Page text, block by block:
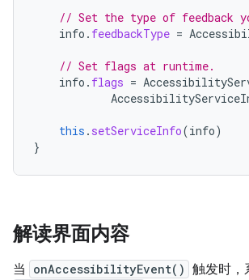
// Set the type of feedback
info . feedbackType =
// Set flags at runtime.
info . flags =
this . setServiceInfo(info)
}
解读界面内容
当 onAccessibilityEvent() 触发时，